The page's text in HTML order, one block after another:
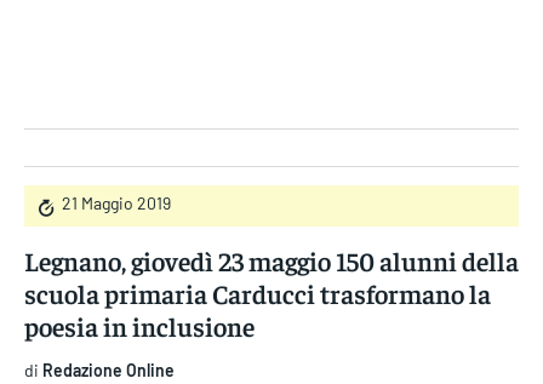
21 Maggio 2019
Legnano, giovedì 23 maggio 150 alunni della
scuola primaria Carducci trasformano la
poesia in inclusione
di Redazione Online